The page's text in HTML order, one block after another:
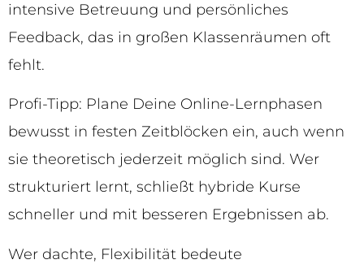
intensive Betreuung und persönliches
Feedback, das in großen Klassenräumen oft
fehlt.
Profi-Tipp: Plane Deine Online-Lernphasen
bewusst in festen Zeitblöcken ein, auch wenn
sie theoretisch jederzeit möglich sind. Wer
strukturiert lernt, schließt hybride Kurse
schneller und mit besseren Ergebnissen ab.
Wer dachte, Flexibilität bedeute